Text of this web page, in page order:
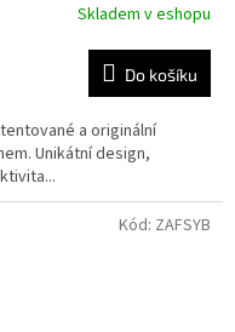
Skladem v eshopu
Do košíku
a originální
Unikátní design,
Kód: ZAFSYB